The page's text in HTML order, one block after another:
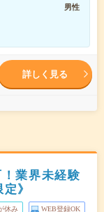
男性
詳しく見る
！業界未経験
》
休み WEB登録OK